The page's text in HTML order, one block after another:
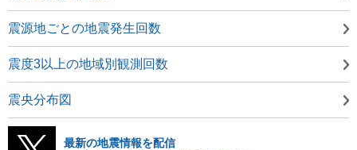
震源地ごとの地震発生回数
震度3以上の地域別観測回数
震央分布図
最新の地震情報を配信